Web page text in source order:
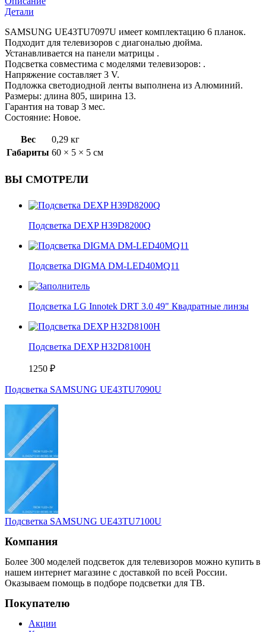
Детали
SAMSUNG UE43TU7097U имеет комплектацию 6 планок.
Подходит для телевизоров с диагональю дюйма.
Устанавливается на панели матрицы .
Подсветка совместима с моделями телевизоров: .
Напряжение составляет 3 V.
Подложка светодиодной ленты выполнена из Алюминий.
Размеры: длина 805, ширина 13.
Гарантия на товар 3 мес.
Состояние: Новое.
Вес
0,29 кг
Габариты 60 × 5 × 5 см
ВЫ СМОТРЕЛИ
Подсветка DEXP H39D8200Q
Подсветка DIGMA DM-LED40MQ11
Подсветка LG Innotek DRT 3.0 49" Квадратные линзы
Подсветка DEXP H32D8100H
1250 ₽
Подсветка SAMSUNG UE43TU7090U
Подсветка SAMSUNG UE43TU7100U
Компания
Более 300 моделей подсветок для телевизоров можно купить в
нашем интернет магазине с доставкой по всей России.
Оказываем помощь в подборе подсветки для ТВ.
Покупателю
Акции